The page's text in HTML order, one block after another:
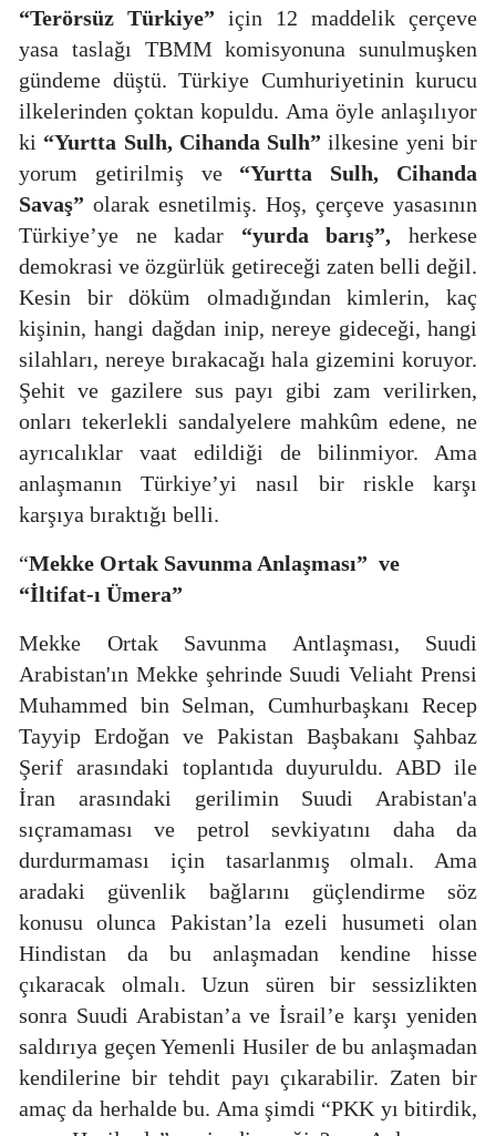
“Terörsüz Türkiye” için 12 maddelik çerçeve
yasa taslağı TBMM komisyonuna sunulmuşken
gündeme düştü. Türkiye Cumhuriyetinin kurucu
ilkelerinden çoktan kopuldu. Ama öyle anlaşılıyor
ki “Yurtta Sulh, Cihanda Sulh” ilkesine yeni bir
yorum getirilmiş ve “Yurtta Sulh, Cihanda
Savaş” olarak esnetilmiş. Hoş, çerçeve yasasının
Türkiye’ye ne kadar “yurda barış”, herkese
demokrasi ve özgürlük getireceği zaten belli değil.
Kesin bir döküm olmadığından kimlerin, kaç
kişinin, hangi dağdan inip, nereye gideceği, hangi
silahları, nereye bırakacağı hala gizemini koruyor.
Şehit ve gazilere sus payı gibi zam verilirken,
onları tekerlekli sandalyelere mahkûm edene, ne
ayrıcalıklar vaat edildiği de bilinmiyor. Ama
anlaşmanın Türkiye’yi nasıl bir riskle karşı
karşıya bıraktığı belli.
“Mekke Ortak Savunma Anlaşması” ve
“İltifat-ı Ümera”
Mekke Ortak Savunma Antlaşması, Suudi
Arabistan'ın Mekke şehrinde Suudi Veliaht Prensi
Muhammed bin Selman, Cumhurbaşkanı Recep
Tayyip Erdoğan ve Pakistan Başbakanı Şahbaz
Şerif arasındaki toplantıda duyuruldu. ABD ile
İran arasındaki gerilimin Suudi Arabistan'a
sıçramaması ve petrol sevkiyatını daha da
durdurmaması için tasarlanmış olmalı. Ama
aradaki güvenlik bağlarını güçlendirme söz
konusu olunca Pakistan’la ezeli husumeti olan
Hindistan da bu anlaşmadan kendine hisse
çıkaracak olmalı. Uzun süren bir sessizlikten
sonra Suudi Arabistan’a ve İsrail’e karşı yeniden
saldırıya geçen Yemenli Husiler de bu anlaşmadan
kendilerine bir tehdit payı çıkarabilir. Zaten bir
amaç da herhalde bu. Ama şimdi “PKK yı bitirdik,